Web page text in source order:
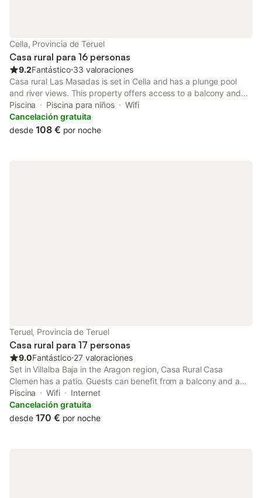
Cella, Provincia de Teruel
Casa rural para 16 personas
9.2Fantástico⋅33 valoraciones
Casa rural Las Masadas is set in Cella and has a plunge pool
and river views. This property offers access to a balcony and
free private parking.
Piscina Piscina para niños
Wifi
Cancelación gratuita
desde 108 € por noche
Teruel, Provincia de Teruel
Casa rural para 17 personas
9.0Fantástico⋅27 valoraciones
Set in Villalba Baja in the Aragon region, Casa Rural Casa
Clemen has a patio. Guests can benefit from a balcony and a
picnic area. Free WiFi is included throughout the property.
Piscina Wifi
Internet
Cancelación gratuita
desde 170 € por noche